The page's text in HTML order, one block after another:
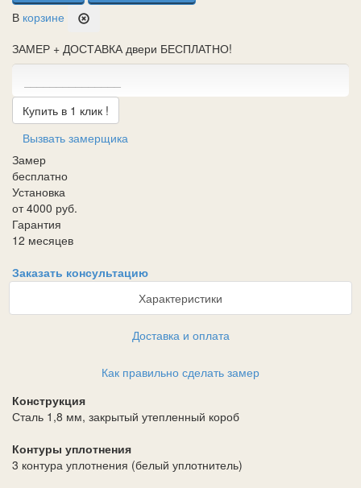
В корзине
ЗАМЕР + ДОСТАВКА двери БЕСПЛАТНО!
Купить в 1 клик !
Вызвать замерщика
Замер
бесплатно
Установка
от 4000 руб.
Гарантия
12 месяцев
Заказать консультацию
Характеристики
Доставка и оплата
Как правильно сделать замер
Конструкция
Сталь 1,8 мм, закрытый утепленный короб
Контуры уплотнения
3 контура уплотнения (белый уплотнитель)